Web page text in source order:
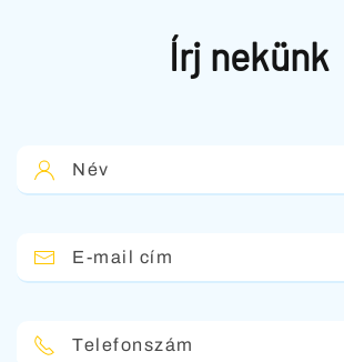
Írj nekünk
Név
E-mail cím
Telefonszám